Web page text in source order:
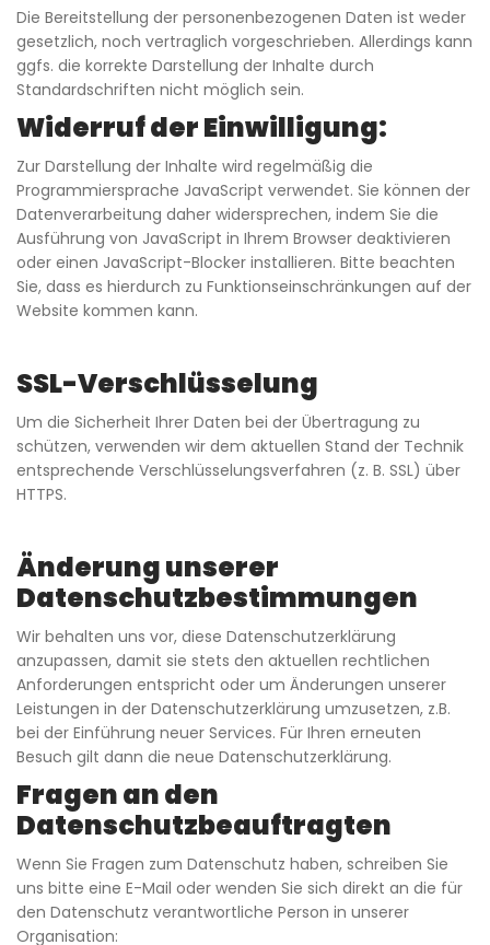
Die Bereitstellung der personenbezogenen Daten ist weder
gesetzlich, noch vertraglich vorgeschrieben. Allerdings kann
ggfs. die korrekte Darstellung der Inhalte durch
Standardschriften nicht möglich sein.
Widerruf der Einwilligung:
Zur Darstellung der Inhalte wird regelmäßig die
Programmiersprache JavaScript verwendet. Sie können der
Datenverarbeitung daher widersprechen, indem Sie die
Ausführung von JavaScript in Ihrem Browser deaktivieren
oder einen JavaScript-Blocker installieren. Bitte beachten
Sie, dass es hierdurch zu Funktionseinschränkungen auf der
Website kommen kann.
SSL-Verschlüsselung
Um die Sicherheit Ihrer Daten bei der Übertragung zu
schützen, verwenden wir dem aktuellen Stand der Technik
entsprechende Verschlüsselungsverfahren (z. B. SSL) über
HTTPS.
Änderung unserer
Datenschutzbestimmungen
Wir behalten uns vor, diese Datenschutzerklärung
anzupassen, damit sie stets den aktuellen rechtlichen
Anforderungen entspricht oder um Änderungen unserer
Leistungen in der Datenschutzerklärung umzusetzen, z.B.
bei der Einführung neuer Services. Für Ihren erneuten
Besuch gilt dann die neue Datenschutzerklärung.
Fragen an den
Datenschutzbeauftragten
Wenn Sie Fragen zum Datenschutz haben, schreiben Sie
uns bitte eine E-Mail oder wenden Sie sich direkt an die für
den Datenschutz verantwortliche Person in unserer
Organisation: